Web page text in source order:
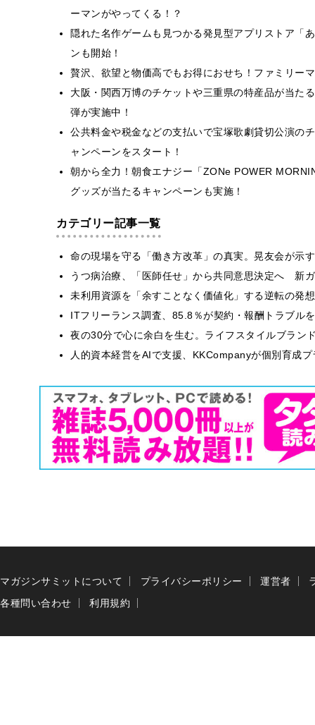
ーマンがやってくる！？
隠れた名作ゲームも見つかる発⾒型アプリストア「
ンも開始！
贅沢、欲望と物価高でもお得におせち！ファミリー
大阪・関西万博のチケットや三重県の特産品が当た
弾が実施中！
公共料金や税金などの支払いで宝塚歌劇貸切公演の
ャンペーンをスタート！
朝から全力！朝食エナジー「ZONe POWER
グッズが当たるキャンペーンも実施！
カテゴリー記事一覧
命の現場を守る「働き方改革」の真実。晃友会が示
うつ病治療、「医師任せ」から共同意思決定へ 新
未利用資源を「余すことなく価値化」する逆転の発
ITフリーランス調査、85.8％が契約・報酬トラブ
夜の30分で心に余白を生む。ライフスタイルブラン
人的資本経営をAIで支援、KKCompanyが個別育成
マガジンサミットについて プライバシーポリシー 運営者
各種問い合わせ
利用規約